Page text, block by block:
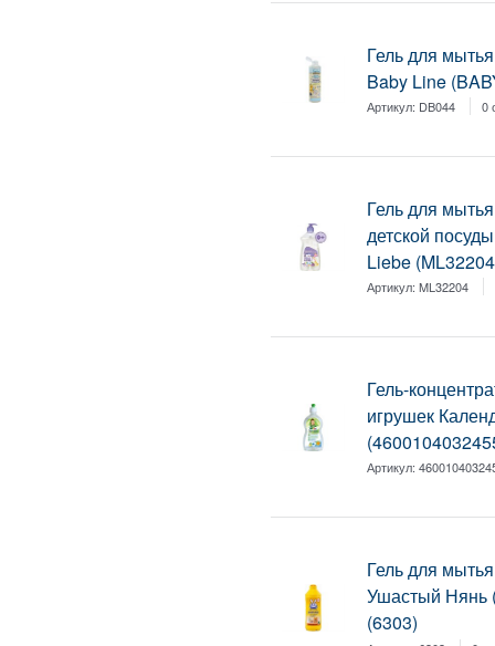
Гель для
Baby Line
Артикул: DB044 0
Гель для
детской
Liebe
Артикул:ML32204
Гель-
игрушек
Артикул:
Гель для
Ушастый
(6303)